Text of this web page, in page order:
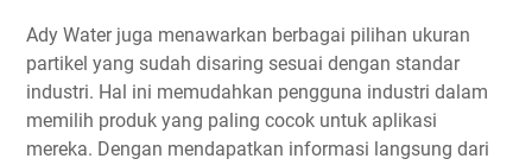
Ady Water juga menawarkan berbagai pilihan ukuran
partikel yang sudah disaring sesuai dengan standar
industri. Hal ini memudahkan pengguna industri dalam
memilih produk yang paling cocok untuk aplikasi
mereka. Dengan mendapatkan informasi langsung dari